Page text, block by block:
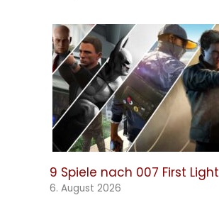
9 Spiele nach 007 First Light
6. August 2026